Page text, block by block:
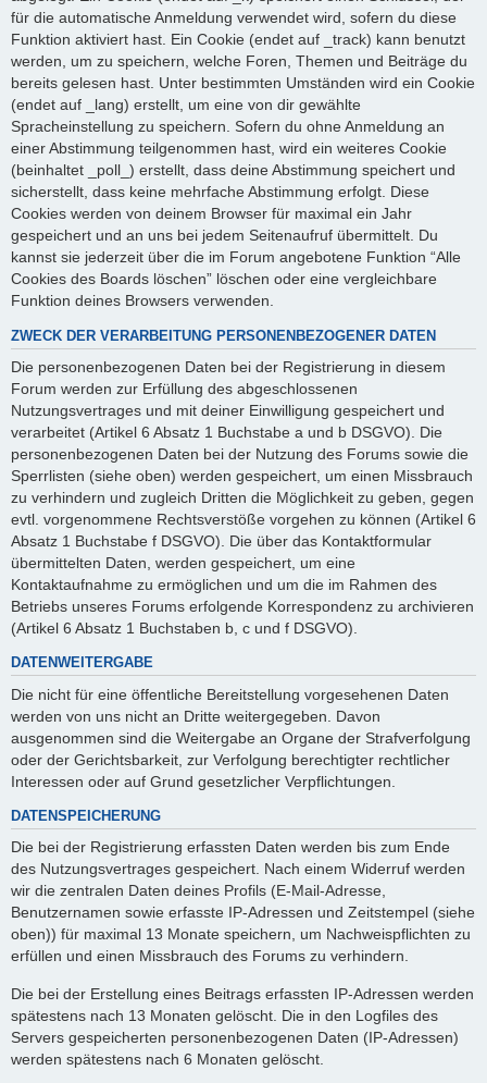
für die automatische Anmeldung verwendet wird, sofern du diese
Funktion aktiviert hast. Ein Cookie (endet auf _track) kann benutzt
werden, um zu speichern, welche Foren, Themen und Beiträge du
bereits gelesen hast. Unter bestimmten Umständen wird ein Cookie
(endet auf _lang) erstellt, um eine von dir gewählte
Spracheinstellung zu speichern. Sofern du ohne Anmeldung an
einer Abstimmung teilgenommen hast, wird ein weiteres Cookie
(beinhaltet _poll_) erstellt, dass deine Abstimmung speichert und
sicherstellt, dass keine mehrfache Abstimmung erfolgt. Diese
Cookies werden von deinem Browser für maximal ein Jahr
gespeichert und an uns bei jedem Seitenaufruf übermittelt. Du
kannst sie jederzeit über die im Forum angebotene Funktion “Alle
Cookies des Boards löschen” löschen oder eine vergleichbare
Funktion deines Browsers verwenden.
ZWECK DER VERARBEITUNG PERSONENBEZOGENER DATEN
Die personenbezogenen Daten bei der Registrierung in diesem
Forum werden zur Erfüllung des abgeschlossenen
Nutzungsvertrages und mit deiner Einwilligung gespeichert und
verarbeitet (Artikel 6 Absatz 1 Buchstabe a und b DSGVO). Die
personenbezogenen Daten bei der Nutzung des Forums sowie die
Sperrlisten (siehe oben) werden gespeichert, um einen Missbrauch
zu verhindern und zugleich Dritten die Möglichkeit zu geben, gegen
evtl. vorgenommene Rechtsverstöße vorgehen zu können (Artikel 6
Absatz 1 Buchstabe f DSGVO). Die über das Kontaktformular
übermittelten Daten, werden gespeichert, um eine
Kontaktaufnahme zu ermöglichen und um die im Rahmen des
Betriebs unseres Forums erfolgende Korrespondenz zu archivieren
(Artikel 6 Absatz 1 Buchstaben b, c und f DSGVO).
DATENWEITERGABE
Die nicht für eine öffentliche Bereitstellung vorgesehenen Daten
werden von uns nicht an Dritte weitergegeben. Davon
ausgenommen sind die Weitergabe an Organe der Strafverfolgung
oder der Gerichtsbarkeit, zur Verfolgung berechtigter rechtlicher
Interessen oder auf Grund gesetzlicher Verpflichtungen.
DATENSPEICHERUNG
Die bei der Registrierung erfassten Daten werden bis zum Ende
des Nutzungsvertrages gespeichert. Nach einem Widerruf werden
wir die zentralen Daten deines Profils (E-Mail-Adresse,
Benutzernamen sowie erfasste IP-Adressen und Zeitstempel (siehe
oben)) für maximal 13 Monate speichern, um Nachweispflichten zu
erfüllen und einen Missbrauch des Forums zu verhindern.
Die bei der Erstellung eines Beitrags erfassten IP-Adressen werden
spätestens nach 13 Monaten gelöscht. Die in den Logfiles des
Servers gespeicherten personenbezogenen Daten (IP-Adressen)
werden spätestens nach 6 Monaten gelöscht.